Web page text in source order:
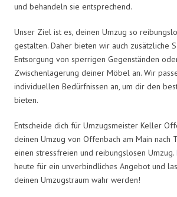
und behandeln sie entsprechend.
Unser Ziel ist es, deinen Umzug so
gestalten. Daher bieten wir auch zusätzliche
Entsorgung von sperrigen Gegenständen
Zwischenlagerung deiner Möbel an. Wir
individuellen Bedürfnissen an, um dir den
bieten.
Entscheide dich für Umzugsmeister Keller
deinen Umzug von Offenbach am Main nach
einen stressfreien und reibungslosen Umzug.
heute für ein unverbindliches Angebot und
deinen Umzugstraum wahr werden!